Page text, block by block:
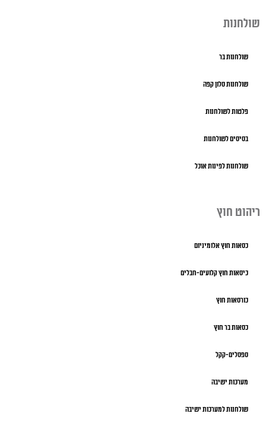
שולחנות
שולחנות בר
שולחנות סלון קפה
פלטות לשולחנות
בסיסים לשולחנות
שולחנות לפינות אוכל
ריהוט חוץ
כסאות חוץ אלומיניום
כיסאות חוץ קלועים-חבלים
כורסאות חוץ
כסאות בר חוץ
ספסלים-קקל
מערכות ישיבה
שולחנות למערכות ישיבה